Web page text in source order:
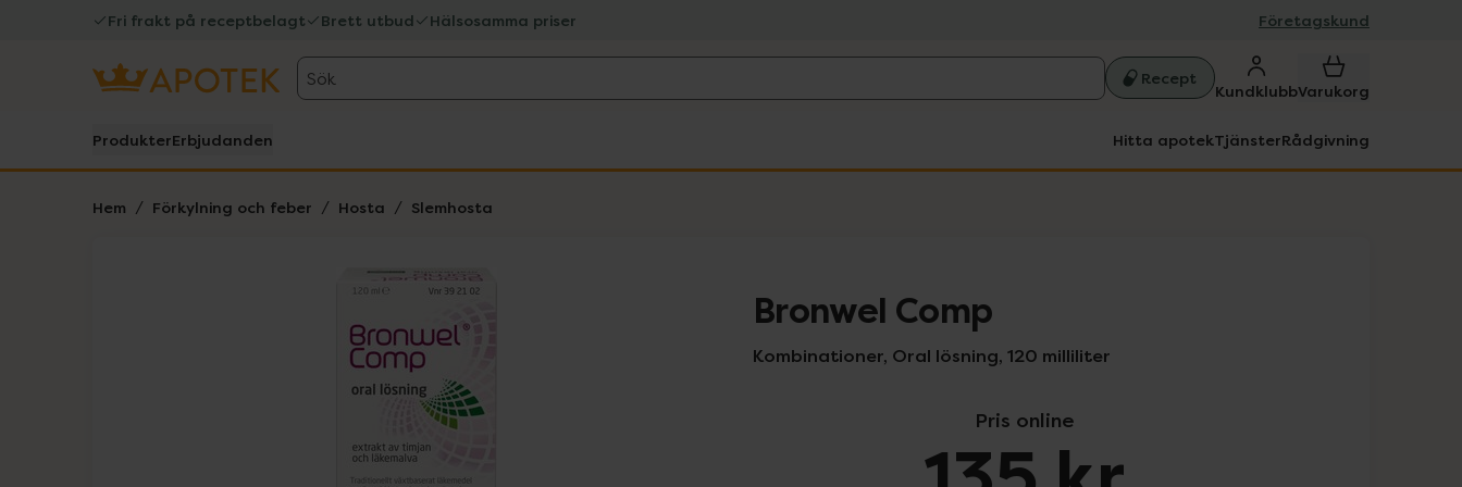
Fri frakt på receptbelagt Brett utbud Hälsosamma priser Företagskund
Sök Recept
KundklubbVarukorg
ProdukterErbjudanden Hitta apotekTjänsterRådgivning
Hem Förkylning och feber Hosta Slemhosta
Lista: . Innehåller 1 objekt. Bronwel Comp
Kombinationer, Oral lösning, 120 milliliter
Pris online